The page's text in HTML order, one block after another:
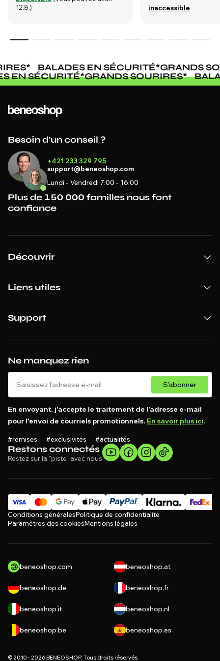
12.8.)
inaccessible
* BALADES EN SÉCURITÉ*GRANDS
EN SÉCURITÉ*GRANDS SOURIRES*
Restons connectés
Restez sur la "piste" avec nous
Ne manquez rien
S'abonner
En envoyant, j'accepte le traitement de l'adresse e-mail
pour l'envoi de courriels promotionnels. En savoir plus ici.
#remises #exclusivités #actualités
Besoin d'un conseil ?
+421 233 329 795
support@beneoshop.com
Lundi - Vendredi 7:00 - 16:00
Plus de 150 000 familles nous font
confiance
Découvrir
Liens utiles
Support
Conditions généralesPolitique de confidentialité
Paramètres des cookiesMentions légales
beneoshop.com beneoshop.at
beneoshop.de beneoshop.fr
beneoshop.it beneoshop.nl
beneoshop.be beneoshop.es
© 2010 - 2026 BENEOSHOP, Tous droits réservés